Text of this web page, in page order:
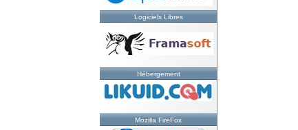
Logiciels Libres
Hébergement
Mozilla FireFox